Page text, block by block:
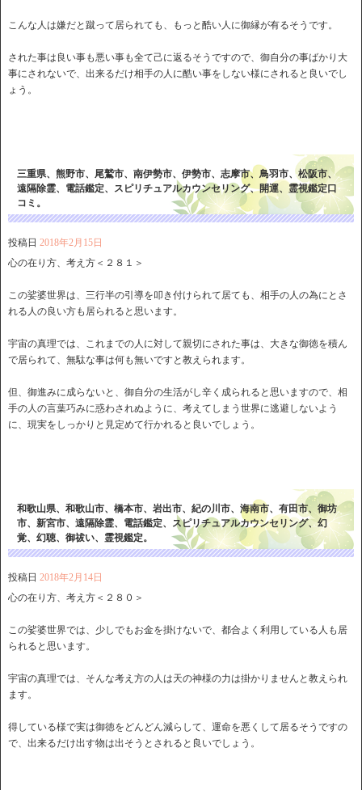
こんな人は嫌だと蹴って居られても、もっと酷い人に御縁が有るそうです。
された事は良い事も悪い事も全て己に返るそうですので、御自分の事ばかり大
事にされないで、出来るだけ相手の人に酷い事をしない様にされると良いでし
ょう。
三重県、熊野市、尾鷲市、南伊勢市、伊勢市、志摩市、鳥羽市、松阪市、
遠隔除霊、電話鑑定、スピリチュアルカウンセリング、開運、霊視鑑定口
コミ。
投稿日 2018年2月15日
心の在り方、考え方＜２８１＞
この娑婆世界は、三行半の引導を叩き付けられて居ても、相手の人の為にとさ
れる人の良い方も居られると思います。
宇宙の真理では、これまでの人に対して親切にされた事は、大きな御徳を積ん
で居られて、無駄な事は何も無いですと教えられます。
但、御進みに成らないと、御自分の生活がし辛く成られると思いますので、相
手の人の言葉巧みに惑わされぬように、考えてしまう世界に逃避しないよう
に、現実をしっかりと見定めて行かれると良いでしょう。
和歌山県、和歌山市、橋本市、岩出市、紀の川市、海南市、有田市、御坊
市、新宮市、遠隔除霊、電話鑑定、スピリチュアルカウンセリング、幻
覚、幻聴、御祓い、霊視鑑定。
投稿日 2018年2月14日
心の在り方、考え方＜２８０＞
この娑婆世界では、少しでもお金を掛けないで、都合よく利用している人も居
られると思います。
宇宙の真理では、そんな考え方の人は天の神様の力は掛かりませんと教えられ
ます。
得している様で実は御徳をどんどん減らして、運命を悪くして居るそうですの
で、出来るだけ出す物は出そうとされると良いでしょう。